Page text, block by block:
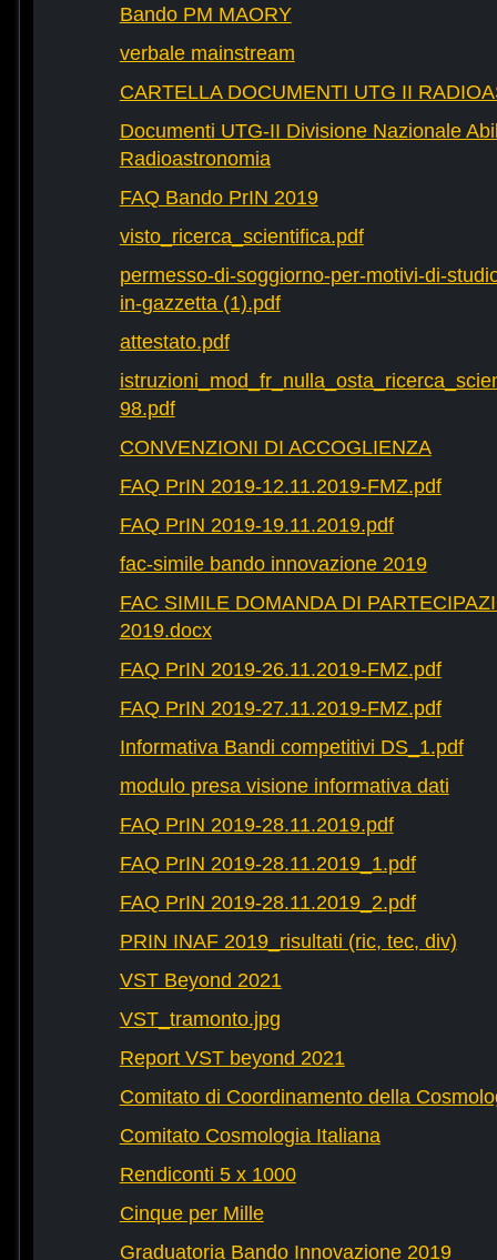
Bando PM MAORY
verbale mainstream
CARTELLA DOCUMENTI UTG II
Documenti UTG-II Divisione Nazionale
Radioastronomia
FAQ Bando PrIN 2019
visto_ricerca_scientifica.pdf
permesso-di-soggiorno-per-motivi-di-
in-gazzetta (1).pdf
attestato.pdf
98.pdf
CONVENZIONI DI ACCOGLIENZA
FAQ PrIN 2019-12.11.2019-FMZ.pdf
FAQ PrIN 2019-19.11.2019.pdf
fac-simile bando innovazione 2019
FAC SIMILE DOMANDA DI
2019.docx
FAQ PrIN 2019-26.11.2019-FMZ.pdf
FAQ PrIN 2019-27.11.2019-FMZ.pdf
Informativa Bandi competitivi DS_1.pdf
modulo presa visione informativa dati
FAQ PrIN 2019-28.11.2019.pdf
FAQ PrIN 2019-28.11.2019_1.pdf
FAQ PrIN 2019-28.11.2019_2.pdf
PRIN INAF 2019_risultati (ric, tec, div)
VST Beyond 2021
VST_tramonto.jpg
Report VST beyond 2021
Comitato di Coordinamento della
Comitato Cosmologia Italiana
Rendiconti 5 x 1000
Cinque per Mille
Graduatoria Bando Innovazione 2019